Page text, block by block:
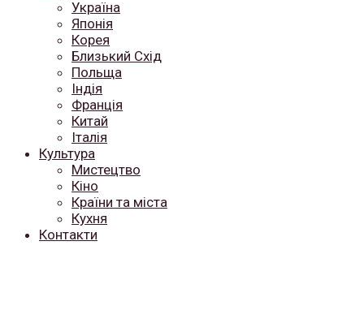
Україна
Японія
Корея
Близький Схід
Польща
Індія
Франція
Китай
Італія
Культура
Мистецтво
Кіно
Країни та міста
Кухня
Контакти